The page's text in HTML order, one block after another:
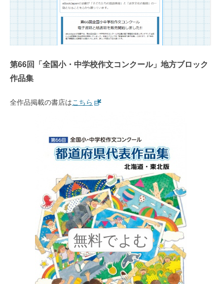
第66回「全国小・中学校作文コンクール」地方ブロック
作品集
全作品掲載の書店はこちら